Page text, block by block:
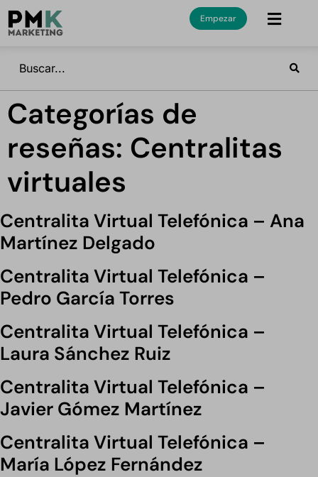
Empezar
Categorías de
reseñas: Centralitas
virtuales
Centralita Virtual Telefónica – Ana
Martínez Delgado
Centralita Virtual Telefónica –
Pedro García Torres
Centralita Virtual Telefónica –
Laura Sánchez Ruiz
Centralita Virtual Telefónica –
Javier Gómez Martínez
Centralita Virtual Telefónica –
María López Fernández